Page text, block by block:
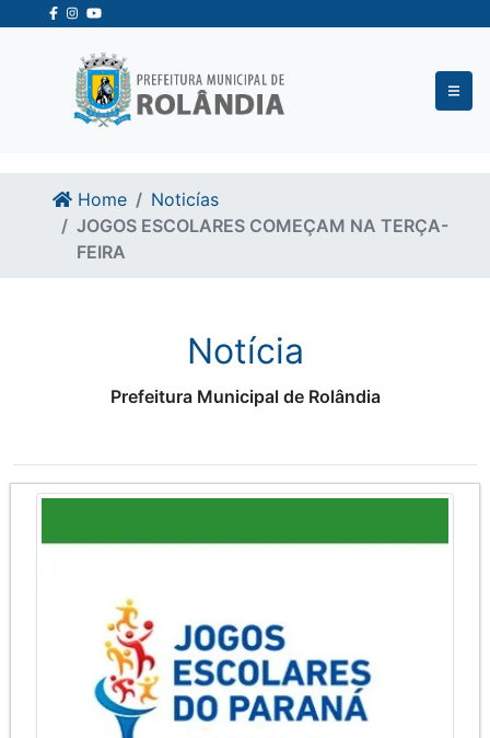
Ir para o conteudo
Ir para o fim do conteudo
Home
Noticías
JOGOS ESCOLARES COMEÇAM NA TERÇA-
FEIRA
Notícia
Prefeitura Municipal de Rolândia